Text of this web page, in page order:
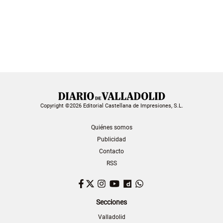
Copyright ©2026 Editorial Castellana de Impresiones, S.L.
Quiénes somos
Publicidad
Contacto
RSS
Facebook
TwitterInstagram
YouTubeDailymotion
Secciones
Valladolid